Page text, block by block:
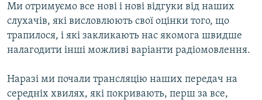
Ми отримуємо все нові і нові відгуки від наших
слухачів, які висловлюють свої оцінки того, що
трапилося, і які закликають нас якомога швидше
налагодити інші можливі варіанти радіомовлення.
Наразі ми почали трансляцію наших передач на
середніх хвилях, які покривають, перш за все,